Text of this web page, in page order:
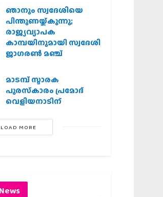
ഞാനും സ്വദേശിയെ
പിന്തുണയ്ക്കുന്നു;
രാജ്യവ്യാപക
കാമ്പയിനുമായി സ്വദേശി
ജാഗരണ്‍ മഞ്ച്
മാടമ്പ് സ്മാരക
പുരസ്‌കാരം പ്രമോദ്
വെളിയനാടിന്
LOAD MORE